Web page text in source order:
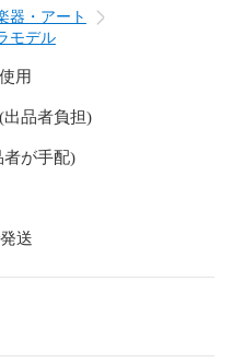
原因になります。
でのご確認・修正をお願
良以外での返品・交換は
付いています。水につけ
受けられても責任は負い
器・アート
モデル
用
出品者負担)
者が手配)
送